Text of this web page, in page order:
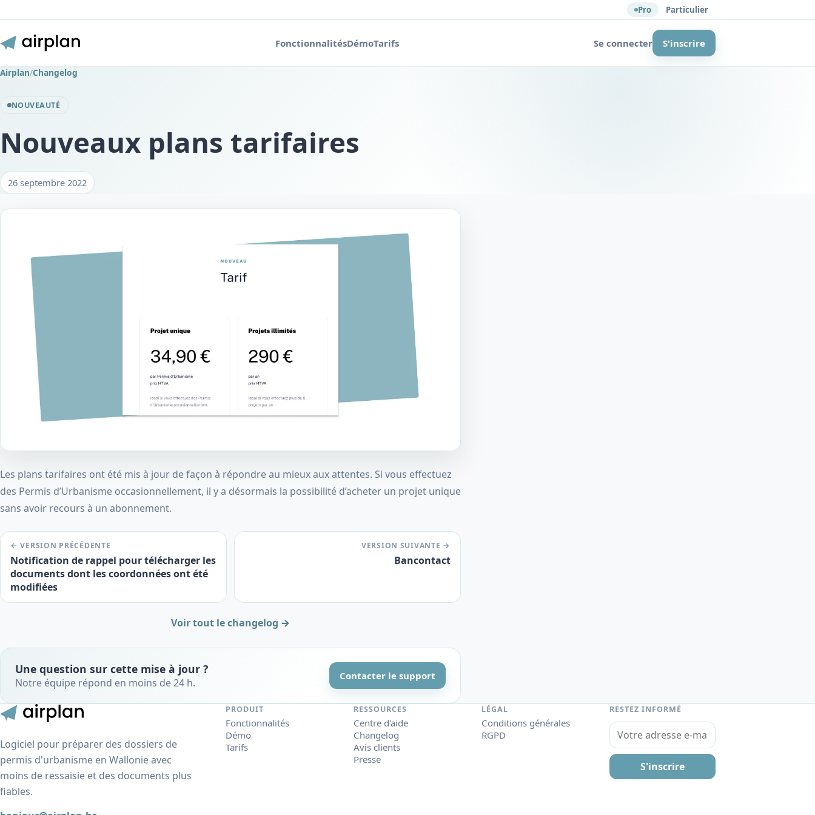
Pro Particulier
FonctionnalitésDémoTarifs Se connecter S'inscrire
Airplan/Changelog
NOUVEAUTÉ
Nouveaux plans tarifaires
26 septembre 2022
Les plans tarifaires ont été mis à jour de façon à répondre au mieux aux attentes. Si vous effectuez
des Permis d’Urbanisme occasionnellement, il y a désormais la possibilité d’acheter un projet unique
sans avoir recours à un abonnement.
← VERSION PRÉCÉDENTE
Notification de rappel pour télécharger les
documents dont les coordonnées ont été
modifiées
VERSION SUIVANTE →
Bancontact
Voir tout le changelog →
Une question sur cette mise à jour ?
Notre équipe répond en moins de 24 h.
Contacter le support
Logiciel pour préparer des dossiers de
permis d'urbanisme en Wallonie avec
moins de ressaisie et des documents plus
fiables.
PRODUIT
Fonctionnalités
Démo
Tarifs
RESSOURCES
Centre d'aide
Changelog
Avis clients
Presse
LÉGAL
Conditions générales
RGPD
RESTEZ INFORMÉ
Votre adresse e-mail
S'inscrire